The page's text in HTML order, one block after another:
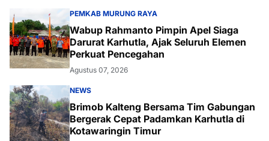
PEMKAB MURUNG RAYA
Wabup Rahmanto Pimpin Apel Siaga
Darurat Karhutla, Ajak Seluruh Elemen
Perkuat Pencegahan
Agustus 07, 2026
NEWS
Brimob Kalteng Bersama Tim Gabungan
Bergerak Cepat Padamkan Karhutla di
Kotawaringin Timur